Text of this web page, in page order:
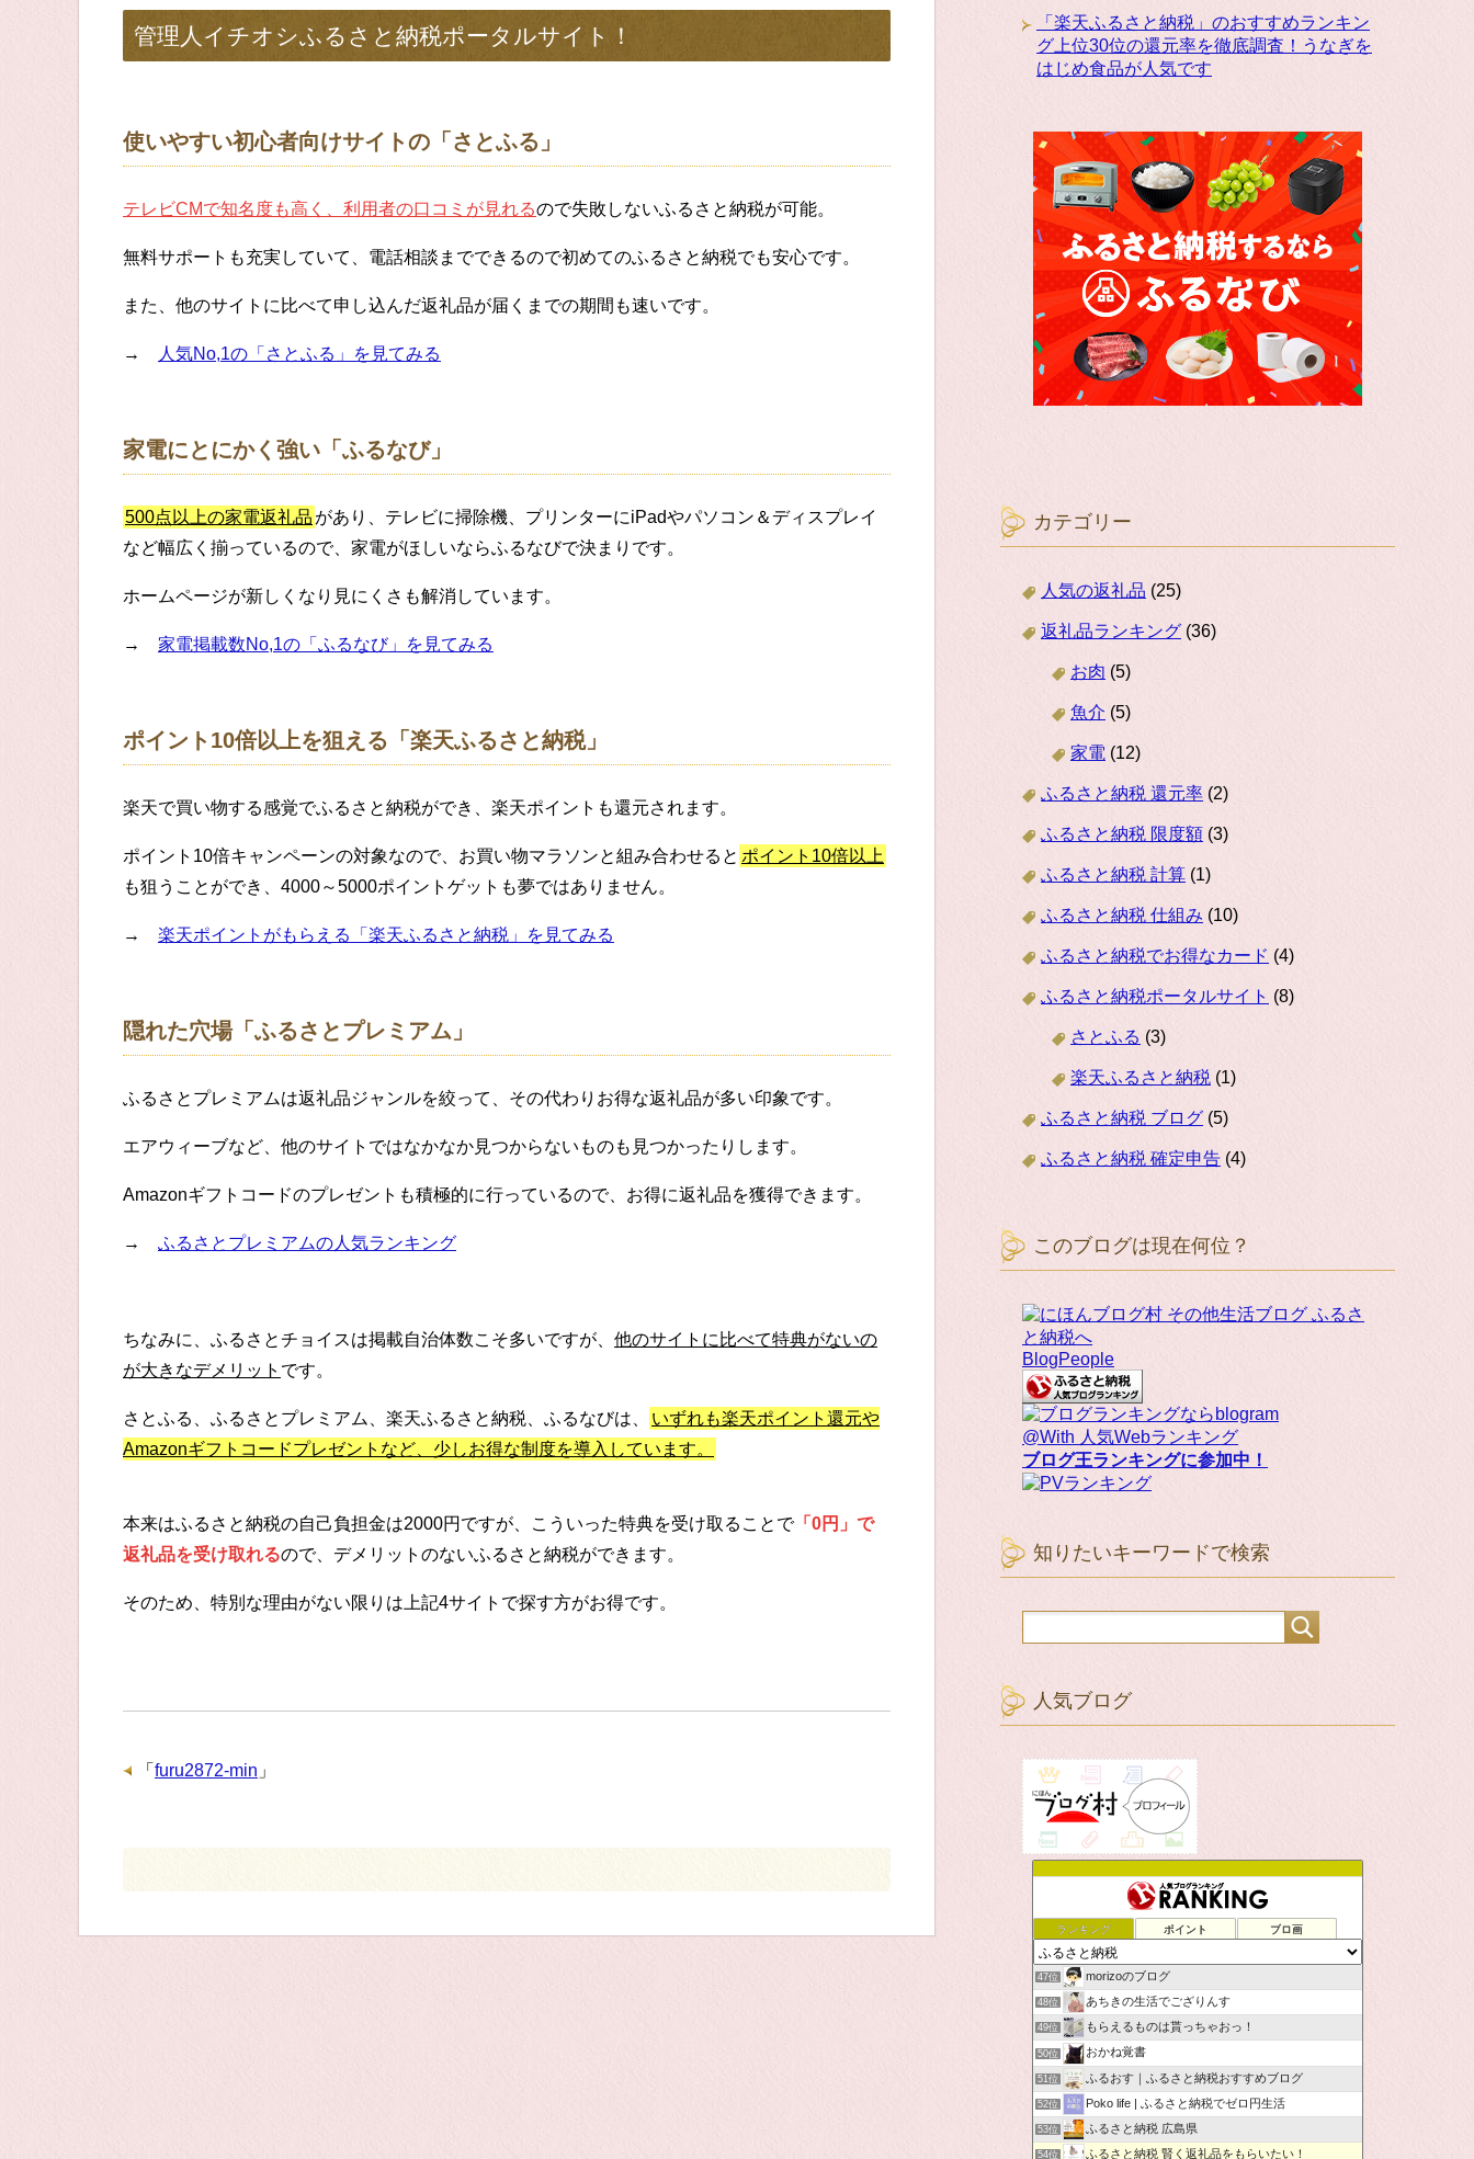
管理人イチオシふるさと納税ポータルサイト！
使いやすい初心者向けサイトの「さとふる」
テレビCMで知名度も高く、利用者の口コミが見れるので失敗しないふるさと納税が可能。
無料サポートも充実していて、電話相談までできるので初めてのふるさと納税でも安心です。
また、他のサイトに比べて申し込んだ返礼品が届くまでの期間も速いです。
→ 人気No,1の「さとふる」を見てみる
家電にとにかく強い「ふるなび」
500点以上の家電返礼品 があり、テレビに掃除機、プリンターにiPadやパソコン＆ディスプレイ
など幅広く揃っているので、家電がほしいならふるなびで決まりです。
ホームページが新しくなり見にくさも解消しています。
→ 家電掲載数No,1の「ふるなび」を見てみる
ポイント10倍以上を狙える「楽天ふるさと納税」
楽天で買い物する感覚でふるさと納税ができ、楽天ポイントも還元されます。
ポイント10倍キャンペーンの対象なので、お買い物マラソンと組み合わせると ポイント10倍以上
も狙うことができ、4000～5000ポイントゲットも夢ではありません。
→ 楽天ポイントがもらえる「楽天ふるさと納税」を見てみる
隠れた穴場「ふるさとプレミアム」
ふるさとプレミアムは返礼品ジャンルを絞って、その代わりお得な返礼品が多い印象です。
エアウィーブなど、他のサイトではなかなか見つからないものも見つかったりします。
Amazonギフトコードのプレゼントも積極的に行っているので、お得に返礼品を獲得できます。
→ ふるさとプレミアムの人気ランキング
ちなみに、ふるさとチョイスは掲載自治体数こそ多いですが、 他のサイトに比べて特典がないの
が大きなデメリット です。
さとふる、ふるさとプレミアム、楽天ふるさと納税、ふるなびは、
いずれも楽天ポイント還元や
Amazonギフトコードプレゼントなど、少しお得な制度を導入しています。
本来はふるさと納税の自己負担金は2000円ですが、こういった特典を受け取ることで「0円」で
返礼品を受け取れるので、デメリットのないふるさと納税ができます。
そのため、特別な理由がない限りは上記4サイトで探す方がお得です。
「 furu2872-min 」
「楽天ふるさと納税」のおすすめランキン
グ上位30位の還元率を徹底調査！うなぎを
はじめ食品が人気です
カテゴリー
人気の返礼品 (25)
返礼品ランキング (36)
お肉 (5)
魚介 (5)
家電 (12)
ふるさと納税 還元率 (2)
ふるさと納税 限度額 (3)
ふるさと納税 計算 (1)
ふるさと納税 仕組み (10)
ふるさと納税でお得なカード (4)
ふるさと納税ポータルサイト (8)
さとふる (3)
楽天ふるさと納税 (1)
ふるさと納税 ブログ (5)
ふるさと納税 確定申告 (4)
このブログは現在何位？
BlogPeople
@With 人気Webランキング
ブログ王ランキングに参加中！
知りたいキーワードで検索
人気ブログ
ランキング ポイント ブロ画
47位 morizoのブログ
48位 あちきの生活でござりんす
49位 もらえるものは貰っちゃおっ！
50位 おかね覚書
51位 ふるおす｜ふるさと納税おすすめブログ
52位 Poko life | ふるさと納税でゼロ円生活
53位 ふるさと納税 広島県
54位 ふるさと納税 賢く返礼品をもらいたい！